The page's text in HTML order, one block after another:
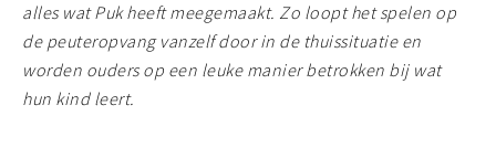
alles wat Puk heeft meegemaakt. Zo loopt het spelen op
de peuteropvang vanzelf door in de thuissituatie en
worden ouders op een leuke manier betrokken bij wat
hun kind leert.